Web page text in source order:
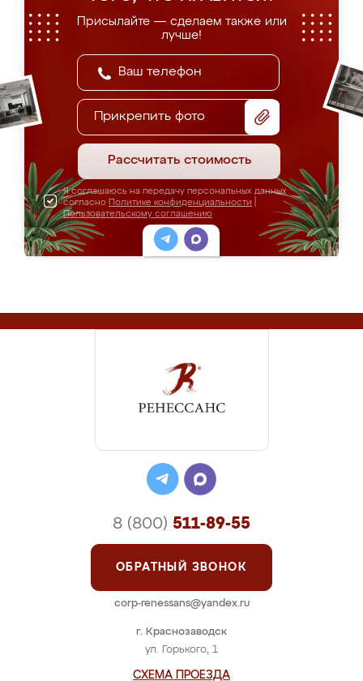
Присылайте — сделаем также или
лучше!
Прикрепить фото
Рассчитать стоимость
Я соглашаюсь на передачу персональных данных
согласно Политике конфиденциальности
Пользовательскому соглашению
г. Краснозаводск
ул. Горького, 1
СХЕМА ПРОЕЗДА
8 (800) 511-89-55
ОБРАТНЫЙ ЗВОНОК
corp-renessans@yandex.ru